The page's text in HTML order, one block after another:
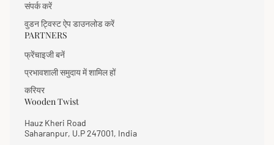
संपर्क करें
वुडन ट्विस्ट ऐप डाउनलोड करें
PARTNERS
फ्रेंचाइजी बनें
प्रभावशाली समुदाय में शामिल हों
करियर
Wooden Twist
Hauz Kheri Road
Saharanpur, U.P 247001, India